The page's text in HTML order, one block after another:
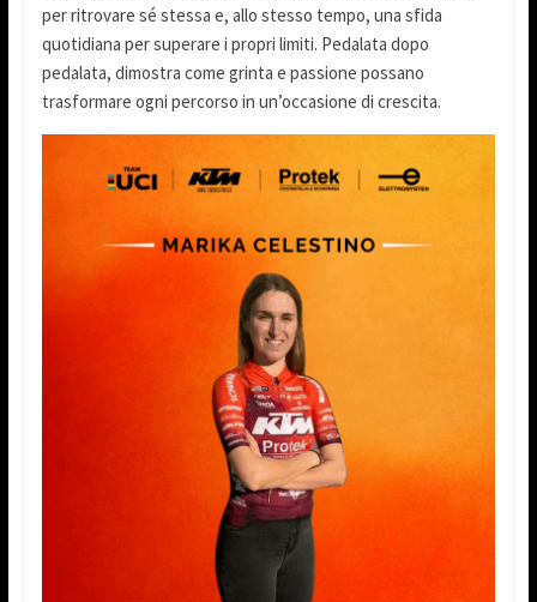
per ritrovare sé stessa e, allo stesso tempo, una sfida
quotidiana per superare i propri limiti. Pedalata dopo
pedalata, dimostra come grinta e passione possano
trasformare ogni percorso in un’occasione di crescita.